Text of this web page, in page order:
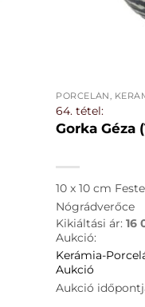
PORCELÁN,
64. tétel:
Gorka Géza
10 x 10 cm
Nógrádverőce
Kikiáltási ár:16
Aukció:
Kerámia-
Aukció
Aukció